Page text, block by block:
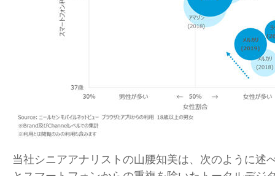
当社シニアアナリストの山腰知美は、次のように述